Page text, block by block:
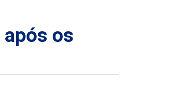
os